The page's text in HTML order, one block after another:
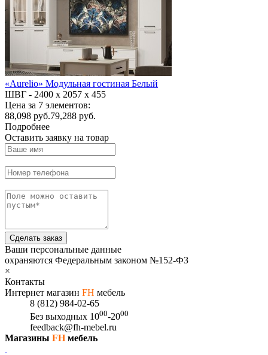
«Aurelio» Модульная гостиная Белый
ШВГ - 2400 х 2057 х 455
Цена за 7 элементов:
88,098 руб.79,288 руб.
Подробнее
Оставить заявку на товар
Сделать заказ
Ваши персональные данные
охраняются Федеральным законом №152-ФЗ
×
Контакты
Интернет магазин FH мебель
8 (812) 984-02-65
Без выходных 1000-2000
feedback@fh-mebel.ru
Магазины FHмебель